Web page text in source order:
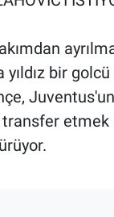
yıldız bir
etmek